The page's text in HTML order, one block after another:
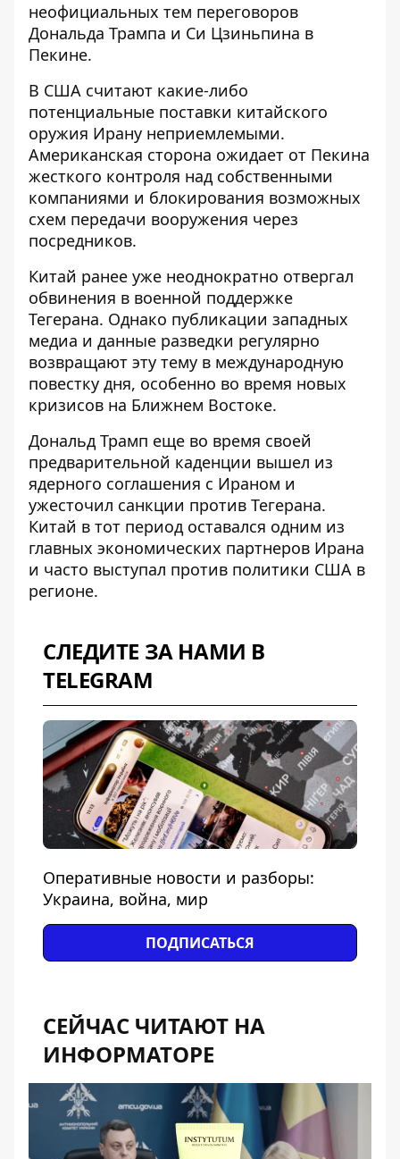
неофициальных тем переговоров
Дональда Трампа и Си Цзиньпина в
Пекине.
В США считают какие-либо
потенциальные поставки китайского
оружия Ирану неприемлемыми.
Американская сторона ожидает от Пекина
жесткого контроля над собственными
компаниями и блокирования возможных
схем передачи вооружения через
посредников.
Китай ранее уже неоднократно отвергал
обвинения в военной поддержке
Тегерана. Однако публикации западных
медиа и данные разведки регулярно
возвращают эту тему в международную
повестку дня, особенно во время новых
кризисов на Ближнем Востоке.
Дональд Трамп еще во время своей
предварительной каденции вышел из
ядерного соглашения с Ираном и
ужесточил санкции против Тегерана.
Китай в тот период оставался одним из
главных экономических партнеров Ирана
и часто выступал против политики США в
регионе.
СЛЕДИТЕ ЗА НАМИ В
TELEGRAM
Оперативные новости и разборы:
Украина, война, мир
ПОДПИСАТЬСЯ
СЕЙЧАС ЧИТАЮТ НА
ИНФОРМАТОРЕ